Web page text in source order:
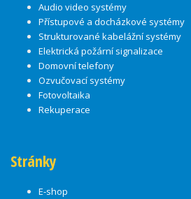
Audio video systémy
Přístupové a docházkové systémy
Strukturované kabelážní systémy
Elektrická požární signalizace
Domovní telefony
Ozvučovací systémy
Fotovoltaika
Rekuperace
Stránky
E-shop